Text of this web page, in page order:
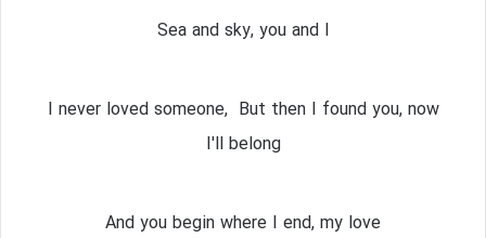
Sea and sky, you and I
I never loved someone, But then I found you, now
I'll belong
And you begin where I end, my love